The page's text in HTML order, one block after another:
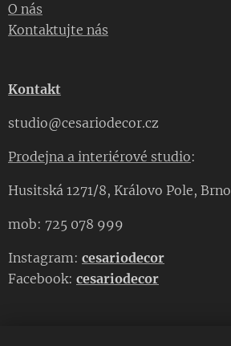
O nás
Kontaktujte nás
Kontakt
studio@cesariodecor.cz
Prodejna a interiérové studio:
Husitská 1271/8, Královo Pole, Brno
mob: 725 078 999
Instagram: cesariodecor
Facebook: cesariodecor